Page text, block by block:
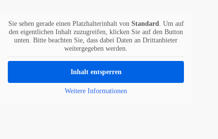
Sie sehen gerade einen Platzhalterinhalt von Standard
. Um auf
den eigentlichen Inhalt zuzugreifen, klicken Sie auf den Button
unten. Bitte beachten Sie, dass dabei Daten an Drittanbieter
weitergegeben werden.
Inhalt entsperren
Weitere Informationen